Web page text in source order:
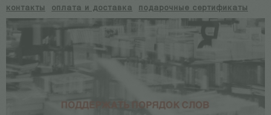
контакты оплата и доставка подарочные сертификаты